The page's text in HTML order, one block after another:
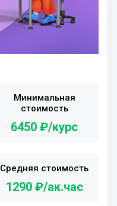
Минимальная
стоимость
6450 ₽/курс
Средняя стоимость
1290 ₽/ак.час